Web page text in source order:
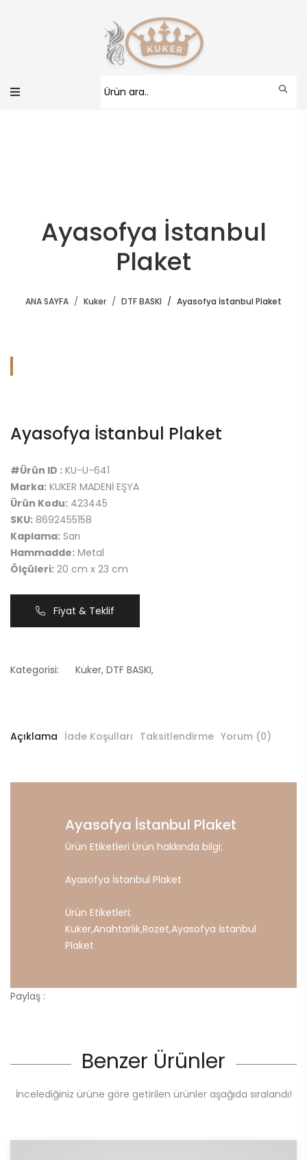
Ayasofya İstanbul
Plaket
ANA SAYFA Kuker DTF BASKI Ayasofya İstanbul Plaket
Ayasofya İstanbul Plaket
#Ürün ID : KU-U-641
Marka: KUKER MADENİ EŞYA
Ürün Kodu: 423445
SKU: 8692455158
Kaplama: Sarı
Hammadde: Metal
Ölçüleri: 20 cm x 23 cm
Fiyat & Teklif
Kategorisi: Kuker, DTF BASKI,
Açıklama İade Koşulları Taksitlendirme Yorum (0)
Ayasofya İstanbul Plaket
Ürün Etiketleri Ürün hakkında bilgi;
Ayasofya İstanbul Plaket
Ürün Etiketleri;
Kuker,Anahtarlık,Rozet,Ayasofya İstanbul
Plaket
Paylaş :
Benzer Ürünler
İncelediğiniz ürüne göre getirilen ürünler aşağıda sıralandı!